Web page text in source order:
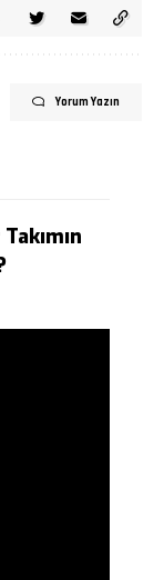
Yorum Yazın